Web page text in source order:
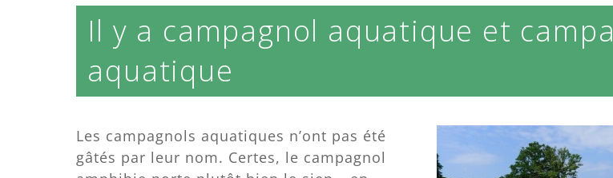
Il y a campagnol aquatique et
aquatique
Les campagnols aquatiques n’ont pas été
gâtés par leur nom. Certes, le campagnol